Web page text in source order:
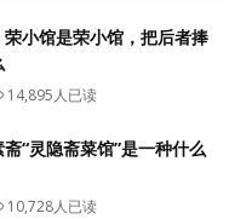
小馆是荣小馆，把后者捧
14,895人已读
“灵隐斋菜馆”是一种什么
10,728人已读